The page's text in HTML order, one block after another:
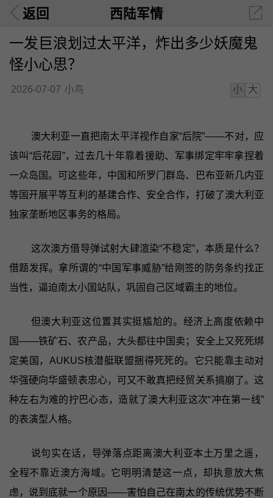
返回 西陆军情
一发巨浪划过太平洋，炸出多少妖魔鬼
怪小心思？
2026-07-07 小鸟 小 大
澳大利亚一直把南太平洋视作自家“后院”——不对，应
该叫“后花园”，过去几十年靠着援助、军事绑定牢牢拿捏着
一众岛国。可这些年，中国和所罗门群岛、巴布亚新几内亚
等国开展平等互利的基建合作、安全合作，打破了澳大利亚
独家垄断地区事务的格局。
这次澳方借导弹试射大肆渲染“不稳定”，本质是什么？
借题发挥。拿所谓的“中国军事威胁”给刚签的防务条约找正
当性，逼迫南太小国站队，巩固自己区域霸主的地位。
但澳大利亚这位置其实挺尴尬的。经济上高度依赖中
国——铁矿石、农产品，大头都往中国卖；安全上又死死绑
定美国，AUKUS核潜艇联盟捆得死死的。它只能靠主动对
华强硬向华盛顿表忠心，可又不敢真把经贸关系搞崩了。这
种左右为难的拧巴心态，造就了澳大利亚这次“冲在第一线”
的表演型人格。
说句实在话，导弹落点距离澳大利亚本土万里之遥，
全程不靠近澳方海域。它明明清楚这一点，却执意放大焦
虑，说到底就一个原因——害怕自己在南太的传统优势不断